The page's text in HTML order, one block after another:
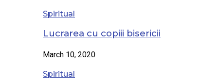
Spiritual
Lucrarea cu copiii bisericii
March 10, 2020
Spiritual